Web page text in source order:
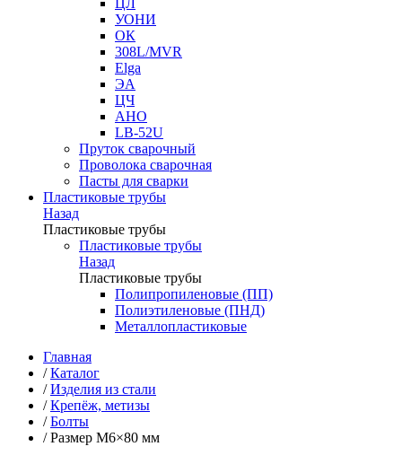
ЦЛ
УОНИ
ОК
308L/MVR
Elga
ЭА
ЦЧ
АНО
LB-52U
Пруток сварочный
Проволока сварочная
Пасты для сварки
Пластиковые трубы
Назад
Пластиковые трубы
Пластиковые трубы
Назад
Пластиковые трубы
Полипропиленовые (ПП)
Полиэтиленовые (ПНД)
Металлопластиковые
Главная
/ Каталог
/ Изделия из стали
/ Крепёж, метизы
/ Болты
/ Размер М6×80 мм